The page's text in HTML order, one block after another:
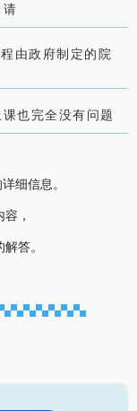
由政府制定的院
也完全没有问题
细信息。
，
答。